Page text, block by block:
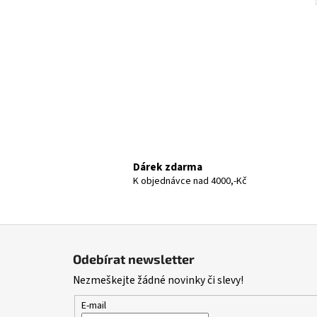
Dárek zdarma
K objednávce nad 4000,-Kč
Odebírat newsletter
Nezmeškejte žádné novinky či slevy!
E-mail